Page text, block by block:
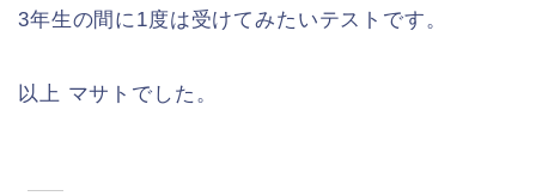
3年生の間に1度は受けてみたいテストです。
以上 マサトでした。